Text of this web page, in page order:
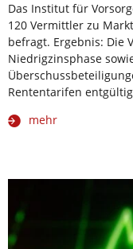
Das Institut für
120 Vermittler zu
befragt. Ergebnis: Die
Niedrigzinsphase
Rententarifen
mehr